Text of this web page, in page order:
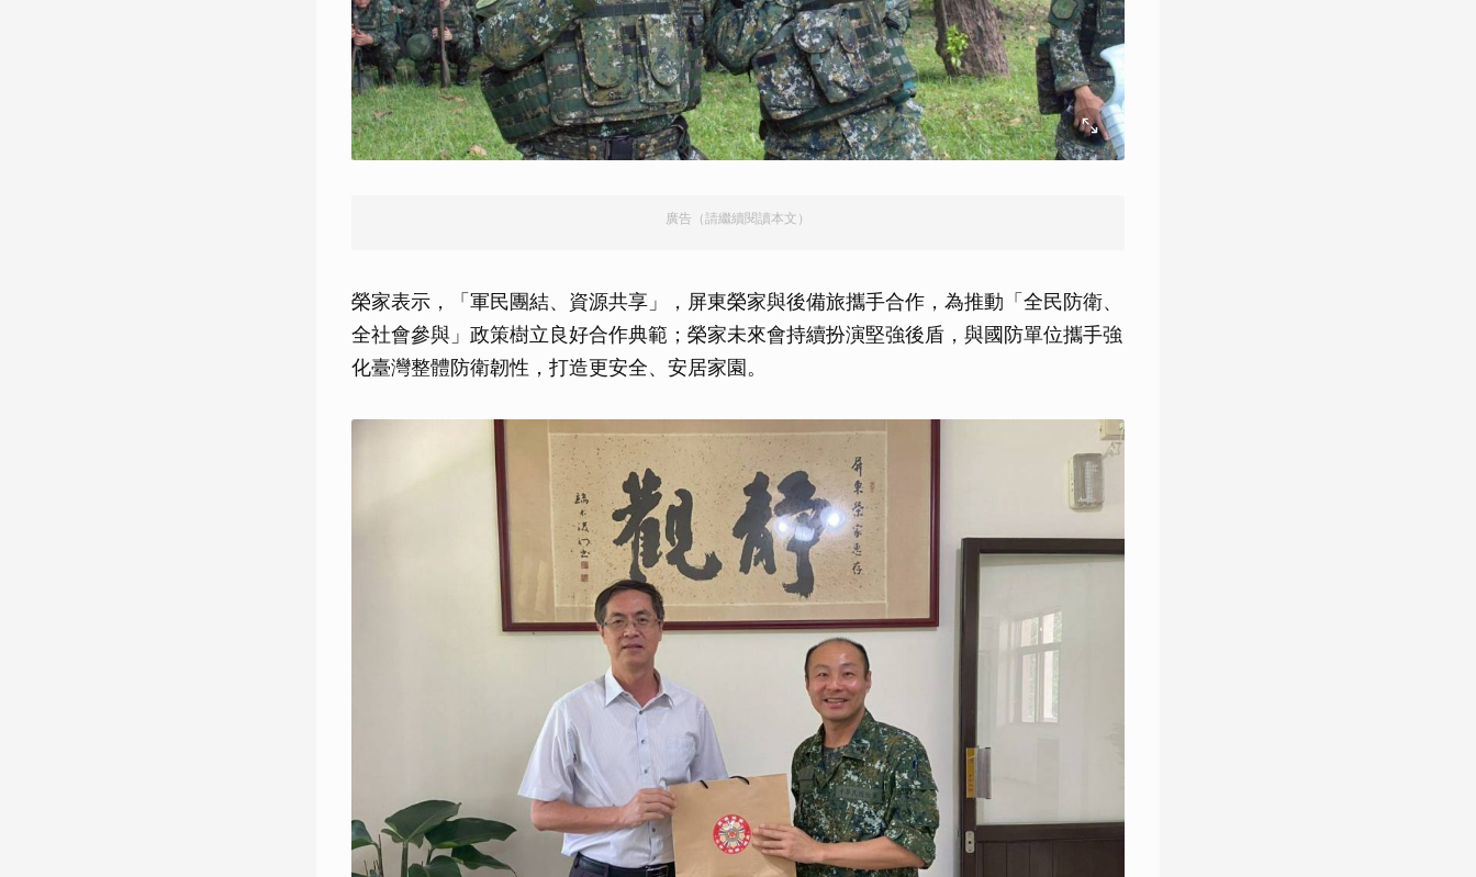
廣告（請繼續閱讀本文）
榮家表示，「軍民團結、資源共享」，屏東榮家與後備旅攜手合作，為推動「全民防衛、
全社會參與」政策樹立良好合作典範；榮家未來會持續扮演堅強後盾，與國防單位攜手強
化臺灣整體防衛韌性，打造更安全、安居家園。